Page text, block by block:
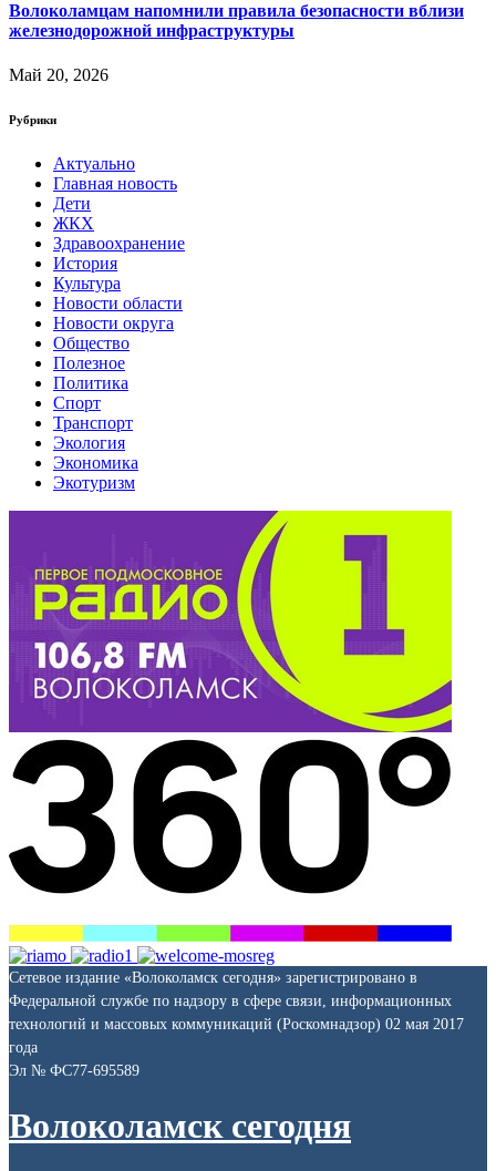
Волоколамцам напомнили правила безопасности вблизи
железнодорожной инфраструктуры
Май 20, 2026
Рубрики
Актуально
Главная новость
Дети
ЖКХ
Здравоохранение
История
Культура
Новости области
Новости округа
Общество
Полезное
Политика
Спорт
Транспорт
Экология
Экономика
Экотуризм
Сетевое издание «Волоколамск сегодня» зарегистрировано в
Федеральной службе по надзору в сфере связи, информационных
технологий и массовых коммуникаций (Роскомнадзор) 02 мая 2017
года
Эл № ФС77-695589
Волоколамск сегодня